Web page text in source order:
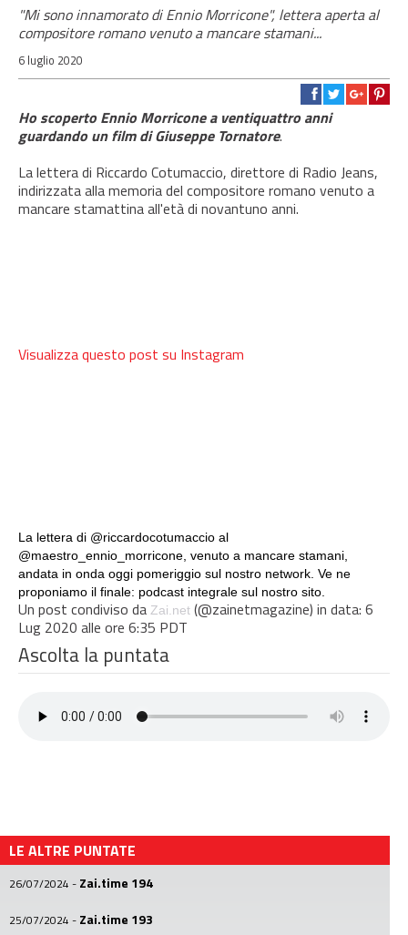
"Mi sono innamorato di Ennio Morricone", lettera aperta al
compositore romano venuto a mancare stamani...
6 luglio 2020
Ho scoperto Ennio Morricone a ventiquattro anni
guardando un film di Giuseppe Tornatore.
La lettera di Riccardo Cotumaccio, direttore di Radio Jeans,
indirizzata alla memoria del compositore romano venuto a
mancare stamattina all'età di novantuno anni.
Visualizza questo post su Instagram
La lettera di @riccardocotumaccio al
@maestro_ennio_morricone, venuto a mancare stamani,
andata in onda oggi pomeriggio sul nostro network. Ve ne
proponiamo il finale: podcast integrale sul nostro sito.
Un post condiviso da Zai.net (@zainetmagazine) in data: 6
Lug 2020 alle ore 6:35 PDT
Ascolta la puntata
LE ALTRE PUNTATE
26/07/2024 - Zai.time 194
25/07/2024 - Zai.time 193